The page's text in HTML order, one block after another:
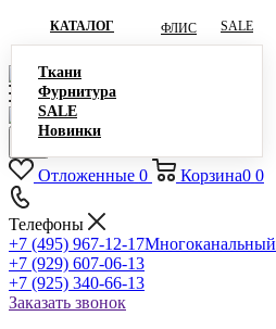
КАТАЛОГ
Ткани
Фурнитура
SALE
Новинки
ФЛИС SALE
Отложенные 0 Корзина0 0
Телефоны
+7 (495) 967-12-17Многоканальный
+7 (929) 607-06-13
+7 (925) 340-66-13
Заказать звонок